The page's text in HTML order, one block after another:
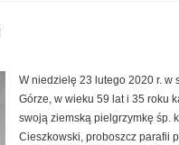
W niedzielę 23 lutego 2020 r. w
Górze, w wieku 59 lat i 35 roku
swoją ziemską pielgrzymkę śp.
Cieszkowski, proboszcz parafii